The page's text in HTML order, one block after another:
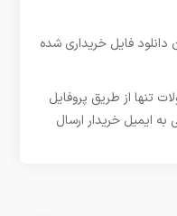
فایل خریداری شده
تنها از طریق پروفایل
به ایمیل خریدار ارسال